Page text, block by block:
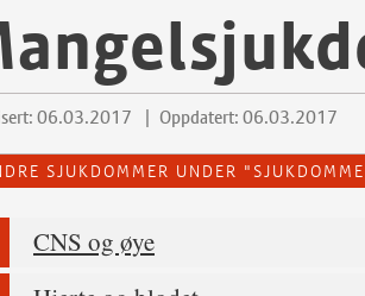
06.03.2017 Oppdatert: 06.03.2017
SJUKDOMMER UNDER
CNS og øye